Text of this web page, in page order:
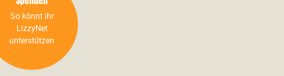
So könnt ihr
LizzyNet
unterstützen